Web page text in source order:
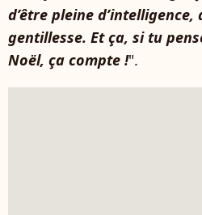
d’être pleine d’intelligence,
gentillesse. Et ça, si tu
Noël, ça compte !".